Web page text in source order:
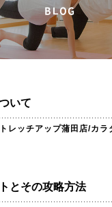
BLOG
いて
レッチアップ蒲田店/カラ
とその攻略方法